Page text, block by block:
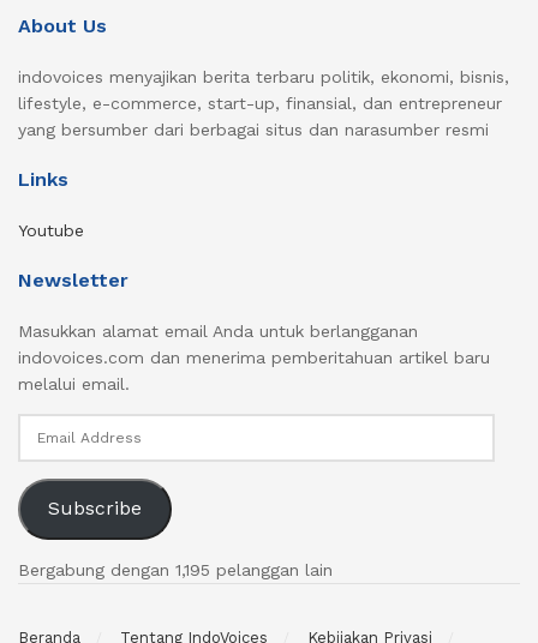
About Us
indovoices menyajikan berita terbaru politik, ekonomi, bisnis,
lifestyle, e-commerce, start-up, finansial, dan entrepreneur
yang bersumber dari berbagai situs dan narasumber resmi
Links
Youtube
Newsletter
Masukkan alamat email Anda untuk berlangganan
indovoices.com dan menerima pemberitahuan artikel baru
melalui email.
Subscribe
Bergabung dengan 1,195 pelanggan lain
Beranda Tentang IndoVoices Kebijakan Privasi